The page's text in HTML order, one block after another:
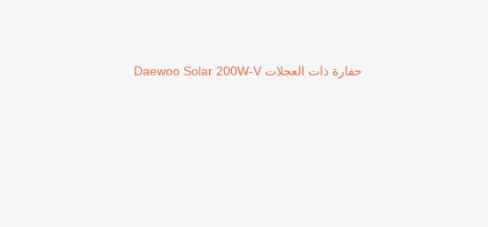
حفارة ذات العجلات Daewoo Solar 200W-V